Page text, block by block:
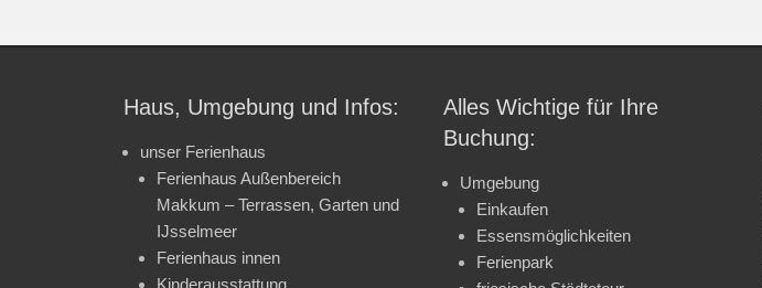
Haus, Umgebung und Infos:
unser Ferienhaus
Ferienhaus Außenbereich
Makkum – Terrassen, Garten und
IJsselmeer
Ferienhaus innen
Kinderausstattung
Alles Wichtige für Ihre
Buchung:
Umgebung
Einkaufen
Essensmöglichkeiten
Ferienpark